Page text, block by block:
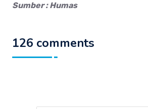
Sumber : Humas
126 comments